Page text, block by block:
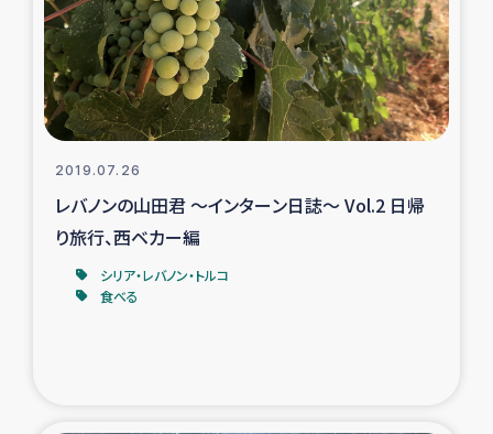
ガザ地区における被災住民への緊急支援
ガザ地区酪農を通した女性グループの生計支援
ふりかけ普及と食生活改善による栄養改善事業
女性の生計向上を通じた子どもの栄養改善事業
2019.07.26
レバノンの山田君 ～インターン日誌～ Vol.2 日帰
り旅行、西ベカー編
シリア・レバノン・トルコ
食べる